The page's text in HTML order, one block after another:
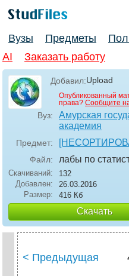
Вузы Предметы
AI
Заказать работу
Добавил:Upload
Опубликованный
права? Сообщите
Вуз:
Амурская
академия
Предмет:
Файл: лабы по
Скачиваний:
132
Добавлен:
26.03.2016
Размер:
416 Кб
Скачать
< Предыдущая